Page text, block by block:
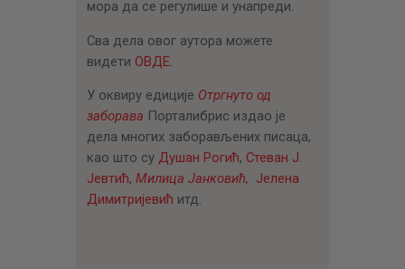
мора да се регулише и унапреди.
Сва дела овог аутора можете
видети ОВДЕ.
У оквиру едиције Отргнуто од
заборава Порталибрис издао је
дела многих заборављених писаца,
као што суДушан Рогић, Стеван Ј.
Јевтић, Милица Јанковић, Јелена
Димитријевић итд.